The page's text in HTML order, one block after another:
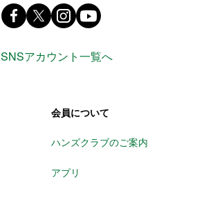
Facebook ハンズ公式ファンページ
X(旧 twitter) @Hands_official_
instagram
SNSアカウント一覧へ
会員について
ハンズクラブのご案内
アプリ